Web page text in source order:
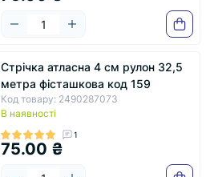
Стрічка атласна 4 см рулон 32,5
метра фісташкова код 159
Код товару: 2490287073
В наявності
1
75.00 ₴